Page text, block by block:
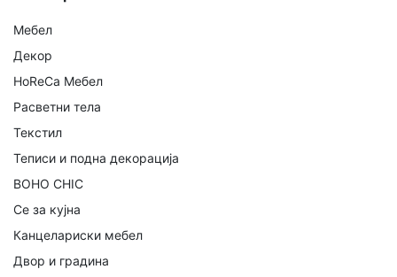
Мебел
Декор
HoReCa Мебел
Расветни тела
Текстил
Теписи и подна декорација
BOHO CHIC
Се за кујна
Канцелариски мебел
Двор и градина